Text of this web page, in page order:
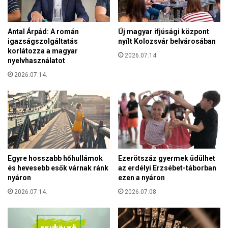
n
y
j
a
b
u
l
l
á
m
á
r
a
y
o
s
o
d
o
t
a
f
ő
v
á
r
o
s
i
v
Antal Árpád: A román
igazságszolgáltatás
korlátozza a magyar
nyelvhasználatot
2026.07.14.
Új magyar ifjúsági központ
nyílt Kolozsvár belvárosában
2026.07.14.
Egyre hosszabb hőhullámok
és hevesebb esők várnak ránk
nyáron
2026.07.14.
Ezerötszáz gyermek üdülhet
az erdélyi Erzsébet-táborban
ezen a nyáron
2026.07.08.